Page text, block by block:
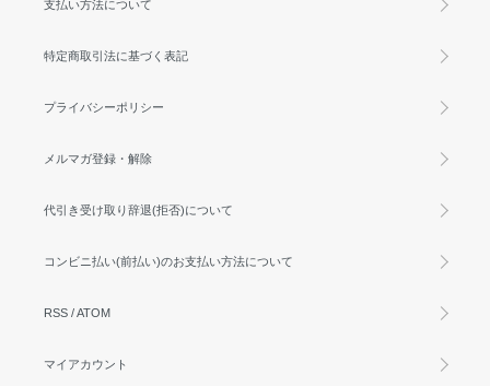
支払い方法について
特定商取引法に基づく表記
プライバシーポリシー
メルマガ登録・解除
代引き受け取り辞退(拒否)について
コンビニ払い(前払い)のお支払い方法について
RSS /ATOM
マイアカウント